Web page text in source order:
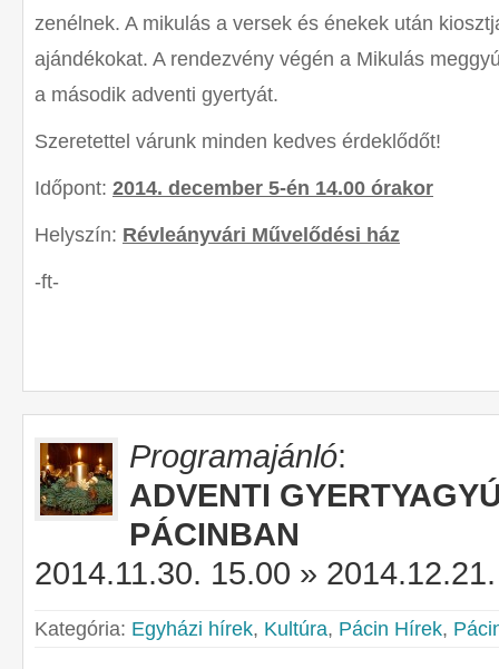
zenélnek. A mikulás a versek és énekek után
ajándékokat. A rendezvény végén a Mikulás
a második adventi gyertyát.
Szeretettel várunk minden kedves érdeklődőt!
Időpont: 2014. december 5-én 14.00 órakor
Helyszín: Révleányvári Művelődési ház
-ft-
Programajánló:
ADVENTI
PÁCINBAN
2014.11.30. 15.00 »
Kategória: Egyházi hírek, Kultúra, Pácin Hírek,